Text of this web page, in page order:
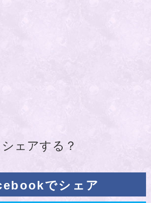
シェアする？
でシェア